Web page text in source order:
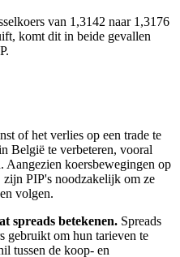
van 1,3142 naar 1,3176
komt dit in beide gevallen
of het verlies op een trade te
België te verbeteren, vooral
Aangezien koersbewegingen op
PIP's noodzakelijk om ze
volgen.
spreads betekenen. Spreads
gebruikt om hun tarieven te
tussen de koop- en